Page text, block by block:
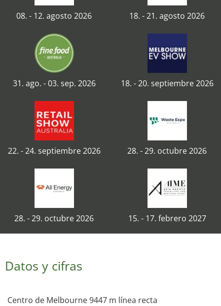
08. - 12. agosto 2026 18. - 21. agosto 2026
31. ago. - 03. sep. 2026 18. - 20. septiembre 2026
22. - 24. septiembre 2026 28. - 29. octubre 2026
28. - 29. octubre 2026 15. - 17. febrero 2027
Datos y cifras
Centro de Melbourne 9447 m línea recta